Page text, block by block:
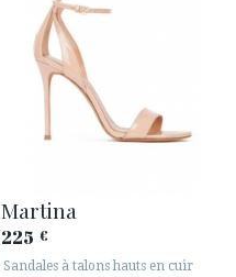
Martina
225 €
Sandales à talons hauts en cuir